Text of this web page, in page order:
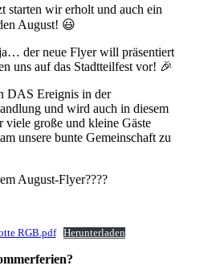
starten wir erholt und auch ein
August! 😃
der neue Flyer will präsentiert
uns auf das Stadtteilfest vor! 🎉
DAS Ereignis in der
und wird auch in diesem
viele große und kleine Gäste
unsere bunte Gemeinschaft zu
August-Flyer????
RGB.pdf Herunterladen